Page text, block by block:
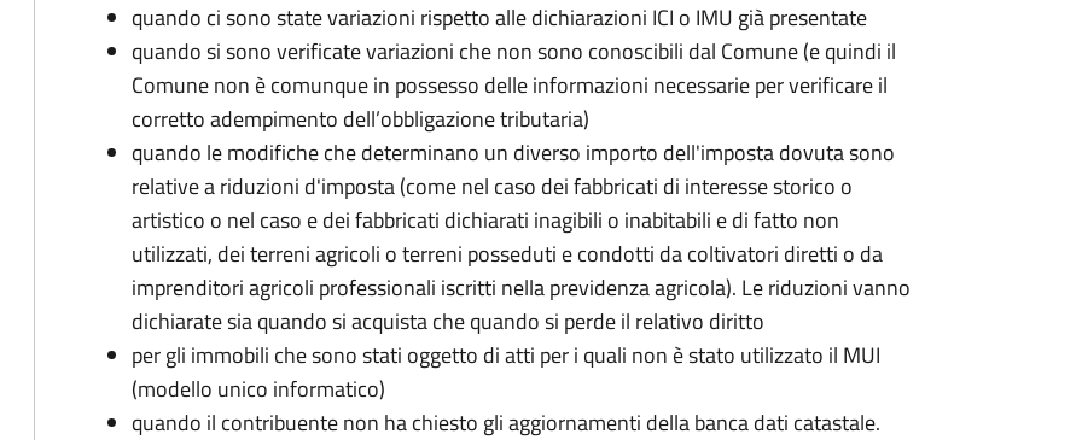
quando ci sono state variazioni rispetto alle dichiarazioni ICI o IMU già presentate
quando si sono verificate variazioni che non sono conoscibili dal Comune (e quindi il
Comune non è comunque in possesso delle informazioni necessarie per verificare il
corretto adempimento dell’obbligazione tributaria)
quando le modifiche che determinano un diverso importo dell'imposta dovuta sono
relative a riduzioni d'imposta (come nel caso dei fabbricati di interesse storico o
artistico o nel caso e dei fabbricati dichiarati inagibili o inabitabili e di fatto non
utilizzati, dei terreni agricoli o terreni posseduti e condotti da coltivatori diretti o da
imprenditori agricoli professionali iscritti nella previdenza agricola). Le riduzioni vanno
dichiarate sia quando si acquista che quando si perde il relativo diritto
per gli immobili che sono stati oggetto di atti per i quali non è stato utilizzato il MUI
(modello unico informatico)
quando il contribuente non ha chiesto gli aggiornamenti della banca dati catastale.